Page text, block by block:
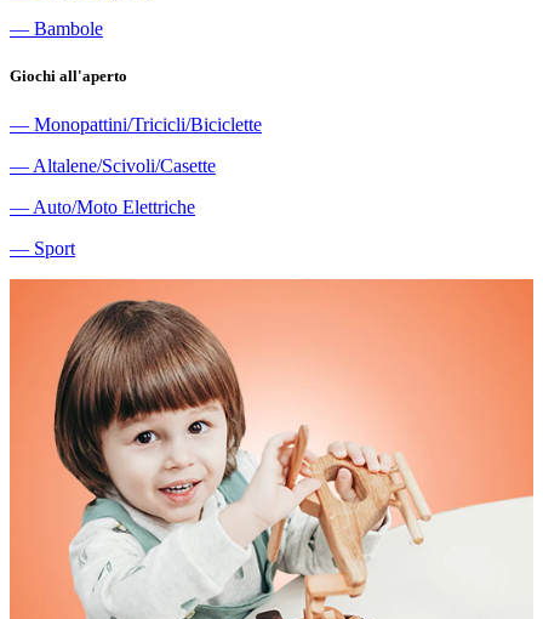
― Bambole
Giochi all'aperto
― Monopattini/Tricicli/Biciclette
― Altalene/Scivoli/Casette
― Auto/Moto Elettriche
― Sport